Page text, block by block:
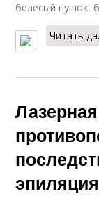
белесый пушок,
Читать